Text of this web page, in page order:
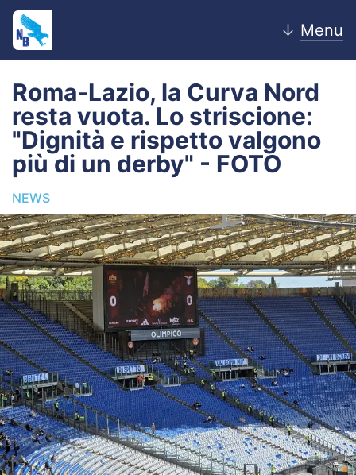
↓ Menu
Home
News
Editoriale
Pagelle
Settore Giovanile
Lazio Women
Calciomercato
Video
Roma-Lazio, la Curva Nord
resta vuota. Lo striscione:
"Dignità e rispetto valgono
più di un derby" - FOTO
NEWS